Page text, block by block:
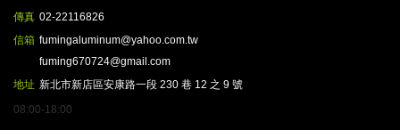
傳真 02-22116826
信箱 fumingaluminum@yahoo.com.tw
fuming670724@gmail.com
地址 新北市新店區安康路一段 230 巷 12 之 9 號
08:00-18:00